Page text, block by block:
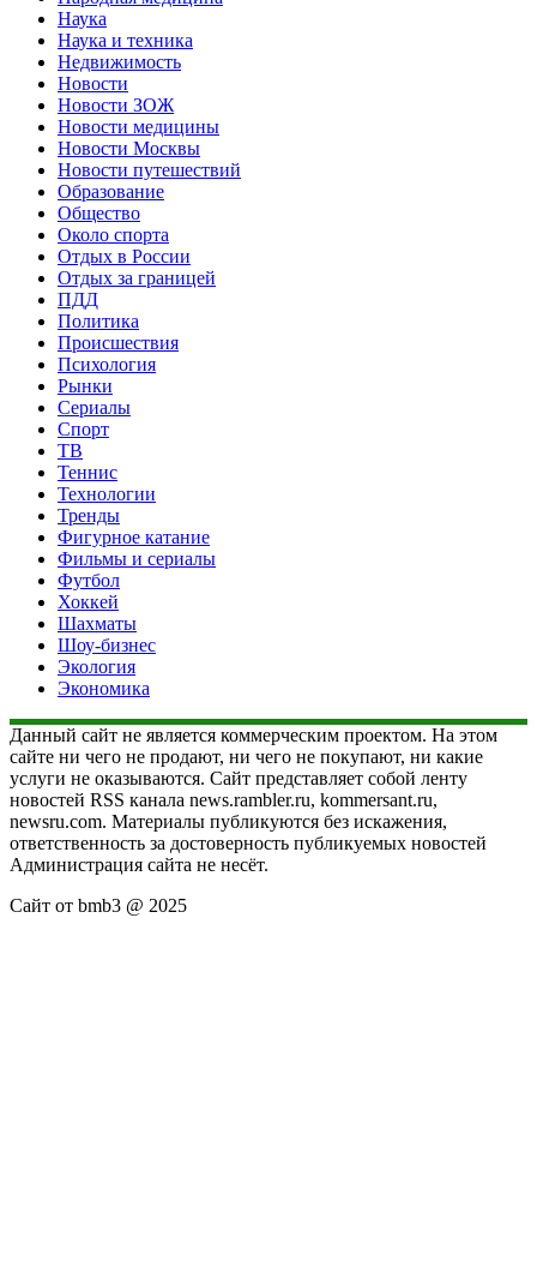
Наука
Наука и техника
Недвижимость
Новости
Новости ЗОЖ
Новости медицины
Новости Москвы
Новости путешествий
Образование
Общество
Около спорта
Отдых в России
Отдых за границей
ПДД
Политика
Происшествия
Психология
Рынки
Сериалы
Спорт
ТВ
Теннис
Технологии
Тренды
Фигурное катание
Фильмы и сериалы
Футбол
Хоккей
Шахматы
Шоу-бизнес
Экология
Экономика
Данный сайт не является коммерческим проектом. На этом
сайте ни чего не продают, ни чего не покупают, ни какие
услуги не оказываются. Сайт представляет собой ленту
новостей RSS канала news.rambler.ru, kommersant.ru,
newsru.com. Материалы публикуются без искажения,
ответственность за достоверность публикуемых новостей
Администрация сайта не несёт.
Сайт от bmb3 @ 2025